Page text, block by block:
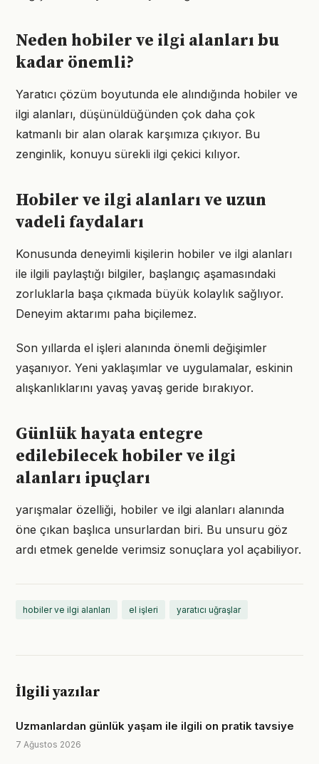
Neden hobiler ve ilgi alanları bu
kadar önemli?
Yaratıcı çözüm boyutunda ele alındığında hobiler ve
ilgi alanları, düşünüldüğünden çok daha çok
katmanlı bir alan olarak karşımıza çıkıyor. Bu
zenginlik, konuyu sürekli ilgi çekici kılıyor.
Hobiler ve ilgi alanları ve uzun
vadeli faydaları
Konusunda deneyimli kişilerin hobiler ve ilgi alanları
ile ilgili paylaştığı bilgiler, başlangıç aşamasındaki
zorluklarla başa çıkmada büyük kolaylık sağlıyor.
Deneyim aktarımı paha biçilemez.
Son yıllarda el işleri alanında önemli değişimler
yaşanıyor. Yeni yaklaşımlar ve uygulamalar, eskinin
alışkanlıklarını yavaş yavaş geride bırakıyor.
Günlük hayata entegre
edilebilecek hobiler ve ilgi
alanları ipuçları
yarışmalar özelliği, hobiler ve ilgi alanları alanında
öne çıkan başlıca unsurlardan biri. Bu unsuru göz
ardı etmek genelde verimsiz sonuçlara yol açabiliyor.
hobiler ve ilgi alanları el işleri yaratıcı uğraşlar
İlgili yazılar
Uzmanlardan günlük yaşam ile ilgili on pratik tavsiye
7 Ağustos 2026